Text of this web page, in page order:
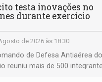
testa inovações no
durante exercício
de 2026 às 18:30
de Defesa Antiaérea do
reuniu mais de 500